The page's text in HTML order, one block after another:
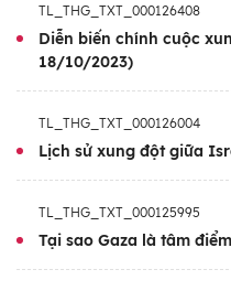
Các lực lượng
đã tuyên bố nước
tranh” và cũng
Sau khi xung đột
7/10, Israel đã bao
thổ này, cắt điện,
TL_THG_TXT_000126408
Diễn biến chính cuộc
18/10/2023)
TL_THG_TXT_000126004
Lịch sử xung đột giữa
TL_THG_TXT_000125995
Tại sao Gaza là tâm